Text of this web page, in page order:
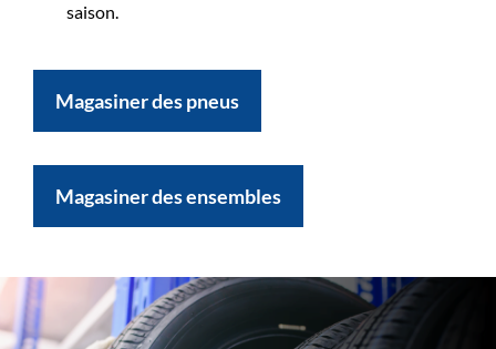
saison.
Magasiner des pneus
Magasiner des ensembles